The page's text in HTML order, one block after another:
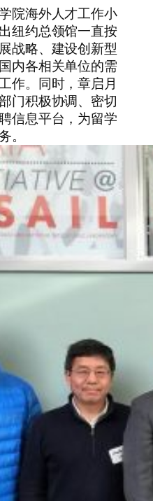
院海外人才工作小
纽约总领馆一直按
战略、建设创新型
内各相关单位的需
作。同时，章启月
门积极协调、密切
信息平台，为留学
。